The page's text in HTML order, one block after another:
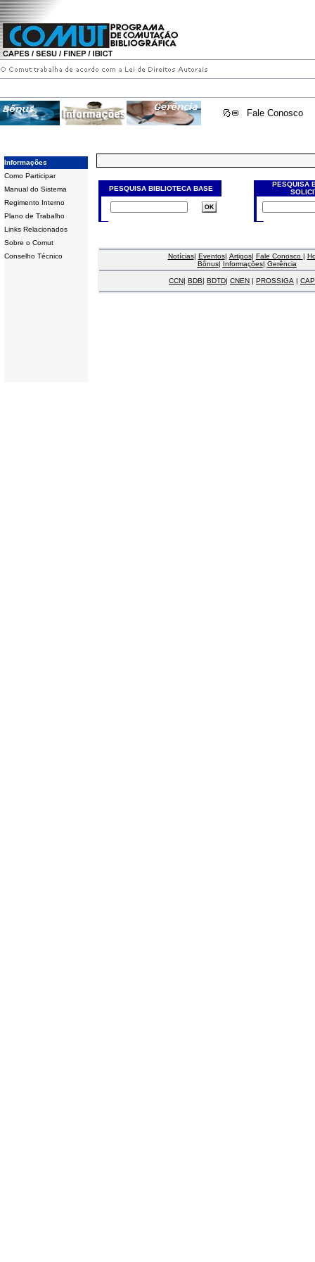
Fale Conosco
Informações
Como Participar
Manual do Sistema
Regimento Interno
Plano de Trabalho
Links Relacionados
Sobre o Comut
Conselho Técnico
PESQUISA BIBLIOTECA BASE
PESQUISA
Notícias| Eventos| Artigos| Fale Conosco |
Bônus| Informações| Gerência
CCN| BDB| BDTD| CNEN | PROSSIGA |